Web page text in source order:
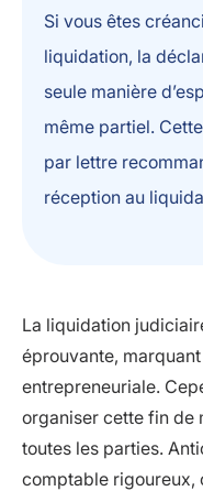
Si vous êtes
liquidation, la
seule manière
même partiel.
par lettre
réception au
La liquidation
éprouvante,
entrepreneuriale.
organiser cette fin de
toutes les parties.
comptable rigoureux,